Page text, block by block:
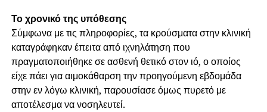
Το χρονικό της υπόθεσης
Σύμφωνα με τις πληροφορίες, τα κρούσματα στην κλινική
καταγράφηκαν έπειτα από ιχνηλάτηση που
πραγματοποιήθηκε σε ασθενή θετικό στον ιό, ο οποίος
είχε πάει για αιμοκάθαρση την προηγούμενη εβδομάδα
στην εν λόγω κλινική, παρουσίασε όμως πυρετό με
αποτέλεσμα να νοσηλευτεί.